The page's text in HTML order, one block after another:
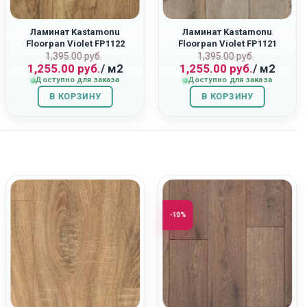
Ламинат Kastamonu
Floorpan Violet FP1122
“Дуб Союз”
1,395.00руб.
Первоначальная
цена
составляла
1,395.00
руб..
1,255.00 руб.
Текущая
цена:
1,255.00
руб..
/ м2
Доступно для заказа
В КОРЗИНУ
Ламинат Kastamonu
Floorpan Violet FP1121
“Дуб Восток”
1,395.00руб.
цена
составляла
1,395.00
руб..
1,255.00 руб.
Текущая
цена:
1,255.00
руб..
/ м2
Доступно для заказа
В КОРЗИНУ
-10%